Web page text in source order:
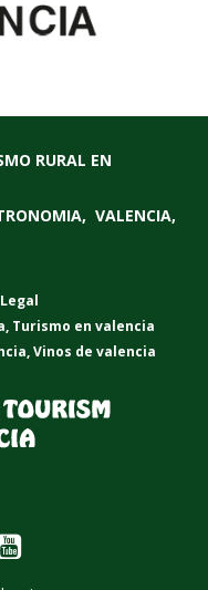
RURAL EN
VALENCIA,
, Turismo en valencia
,Vinos de valencia